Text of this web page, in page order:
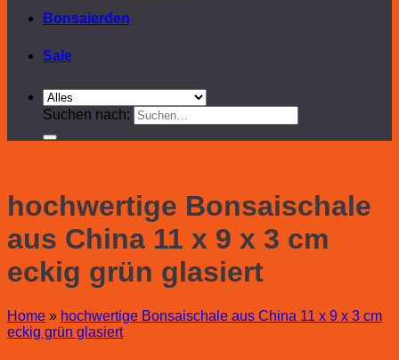
Bonsaierden
Sale
Suchen nach:
hochwertige Bonsaischale
aus China 11 x 9 x 3 cm
eckig grün glasiert
Home » hochwertige Bonsaischale aus China 11 x 9 x 3 cm
eckig grün glasiert